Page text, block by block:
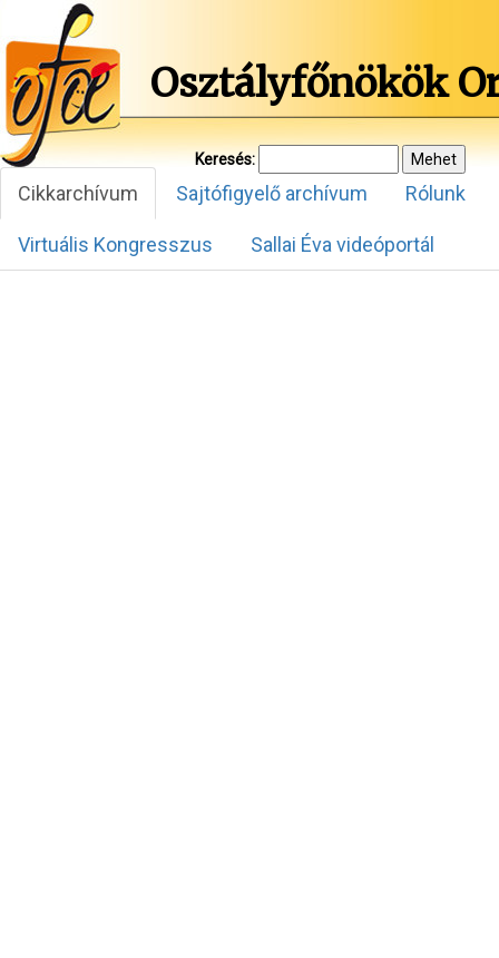
Osztályfőnökök
Keresés:
Cikkarchívum Sajtófigyelő archívum Rólunk
Virtuális Kongresszus Sallai Éva videóportál